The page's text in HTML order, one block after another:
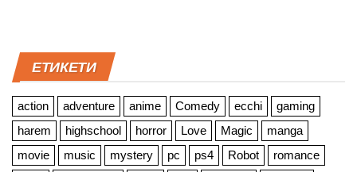
ЕТИКЕТИ
action adventure anime Comedy ecchi
gaming
harem
highschool horror Love Magic
manga
movie
music mystery pc ps4 Robot
romance